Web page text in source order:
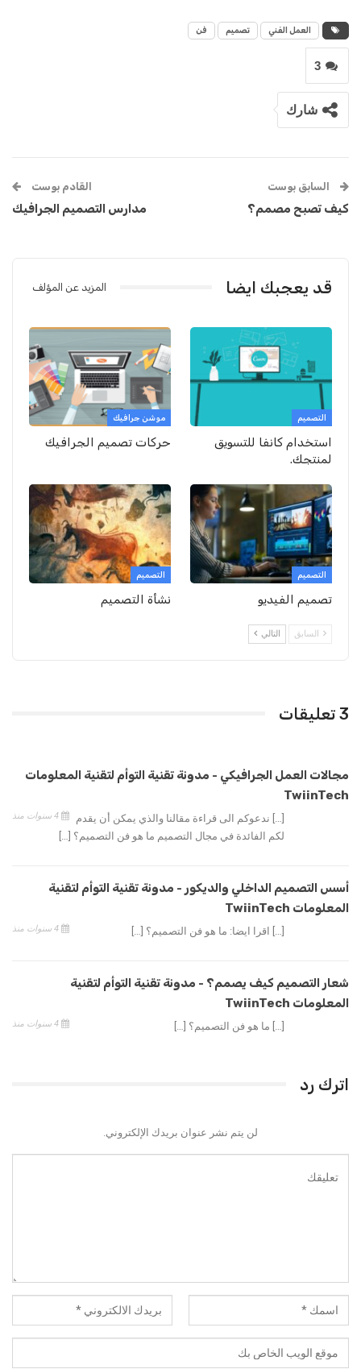
العمل الفني تصميم فن
3
شارك
السابق بوست
كيف تصبح مصمم؟
القادم بوست
مدارس التصميم الجرافيك
قد يعجبك ايضا المزيد عن المؤلف
التصميم
استخدام كانفا للتسويق
لمنتجك.
موشن جرافيك
حركات تصميم الجرافيك
التصميم
تصميم الفيديو
التصميم
نشأة التصميم
السابق التالي
3 تعليقات
مجالات العمل الجرافيكي - مدونة تقنية التوأم لتقنية المعلومات
TwiinTech
[…] ندعوكم الى قراءة مقالنا والذي يمكن أن يقدم
لكم الفائدة في مجال التصميم ما هو فن التصميم؟ […]
أسس التصميم الداخلي والديكور - مدونة تقنية التوأم لتقنية
المعلومات TwiinTech
[…] اقرا ايضا: ما هو فن التصميم؟ […]
شعار التصميم كيف يصمم؟ - مدونة تقنية التوأم لتقنية
المعلومات TwiinTech
[…] ما هو فن التصميم؟ […]
اترك رد
لن يتم نشر عنوان بريدك الإلكتروني.